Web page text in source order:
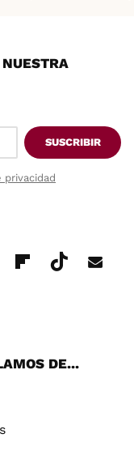
SUSCRIBIR
privacidad
DE...